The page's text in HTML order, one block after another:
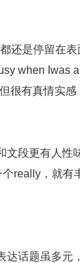
还是停留在
when Iwas
很有真情实
段更有人性
really，就有
达话题虽多元